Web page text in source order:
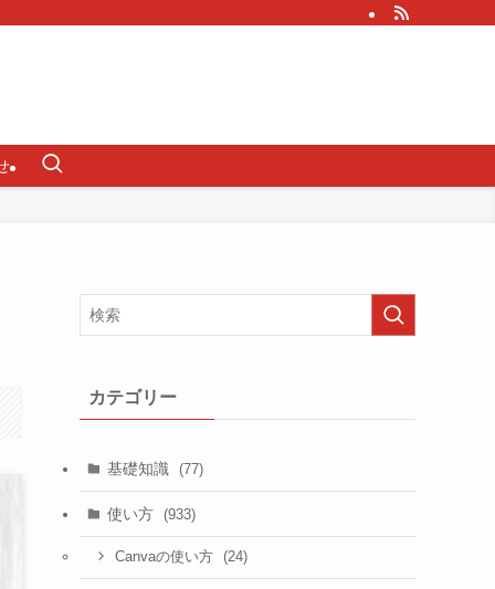
カテゴリー
基礎知識 (77)
使い方 (933)
Canvaの使い方 (24)